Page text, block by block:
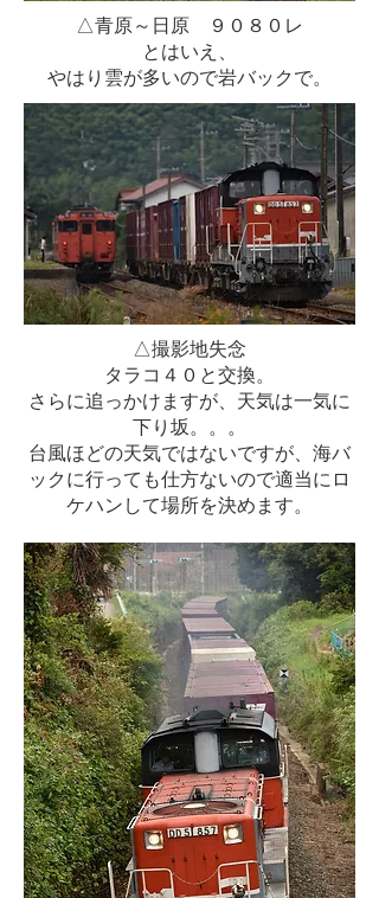
△青原～日原 ９０８０レ
とはいえ、
やはり雲が多いので岩バックで。
△撮影地失念
タラコ４０と交換。
さらに追っかけますが、天気は一気に
下り坂。。。
台風ほどの天気ではないですが、海バ
ックに行っても仕方ないので適当にロ
ケハンして場所を決めます。